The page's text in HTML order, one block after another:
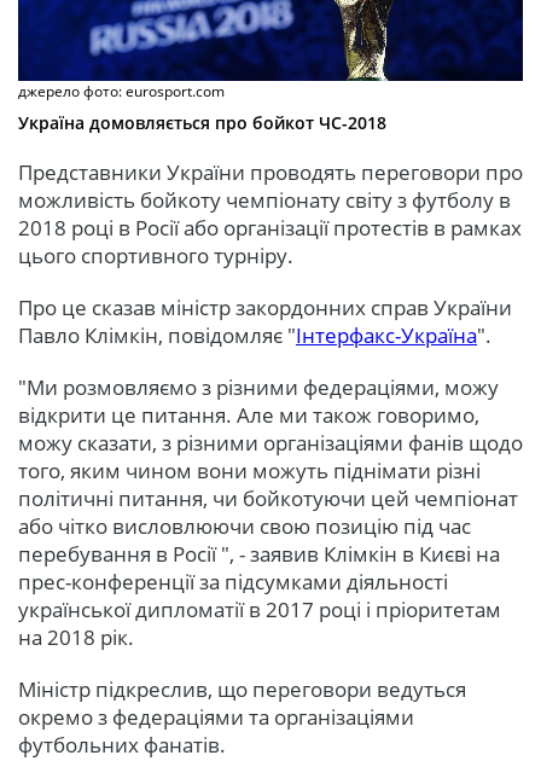
джерело фото: eurosport.com
Україна домовляється про бойкот ЧС-2018
Представники України проводять переговори про
можливість бойкоту чемпіонату світу з футболу в
2018 році в Росії або організації протестів в рамках
цього спортивного турніру.
Про це сказав міністр закордонних справ України
Павло Клімкін, повідомляє "Інтерфакс-Україна".
"Ми розмовляємо з різними федераціями, можу
відкрити це питання. Але ми також говоримо,
можу сказати, з різними організаціями фанів щодо
того, яким чином вони можуть піднімати різні
політичні питання, чи бойкотуючи цей чемпіонат
або чітко висловлюючи свою позицію під час
перебування в Росії ", - заявив Клімкін в Києві на
прес-конференції за підсумками діяльності
української дипломатії в 2017 році і пріоритетам
на 2018 рік.
Міністр підкреслив, що переговори ведуться
окремо з федераціями та організаціями
футбольних фанатів.